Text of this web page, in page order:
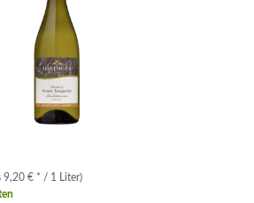
9,20 € * / 1 Liter)